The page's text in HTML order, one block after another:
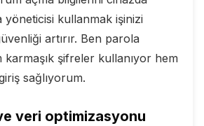
kullanmak işinizi
artırır. Ben parola
karmaşık şifreler kullanıyor hem
sağlıyorum.
veri optimizasyonu